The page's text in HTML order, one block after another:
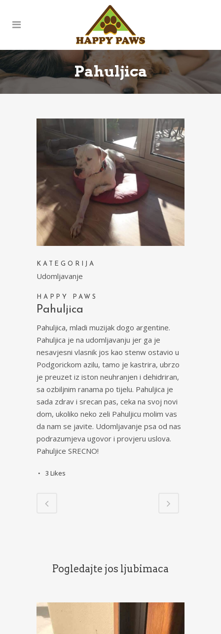
Pahuljica
KATEGORIJA
Udomljavanje
HAPPY PAWS
Pahuljica
Pahuljica, mladi muzijak dogo argentine.
Pahuljica je na udomljavanju jer ga je
nesavjesni vlasnik jos kao stenw ostavio u
Podgorickom azilu, tamo je kastrira, ubrzo
je preuzet iz iston neuhranjen i dehidriran,
sa ozbiljnim ranama po tijelu. Pahuljica je
sada zdrav i srecan pas, ceka na svoj novi
dom, ukoliko neko zeli Pahuljicu molim vas
da nam se javite. Udomljavanje psa od nas
podrazumjeva ugovor i provjeru uslova.
Pahuljice SRECNO!
3 Likes
Pogledajte jos ljubimaca